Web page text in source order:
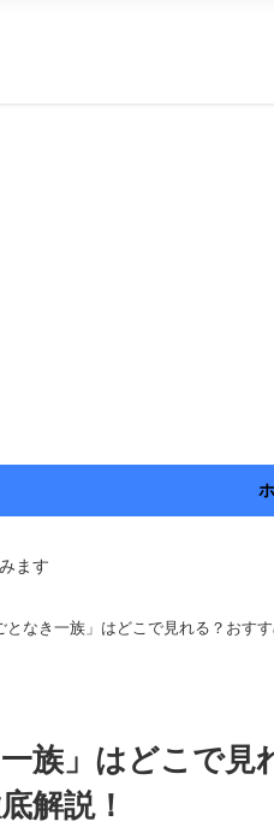
ます
となき一族」はどこで見れる？おす
族」はどこで
解説！